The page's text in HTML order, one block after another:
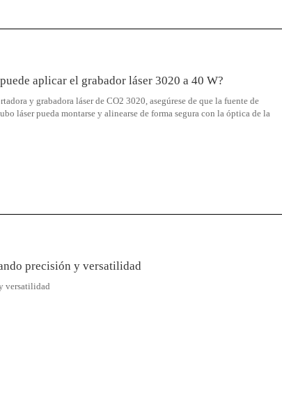
aplicar el grabador láser 3020 a 40 W?
y grabadora láser de CO2 3020, asegúrese de que la fuente de
láser pueda montarse y alinearse de forma segura con la óptica de la
precisión y versatilidad
versatilidad